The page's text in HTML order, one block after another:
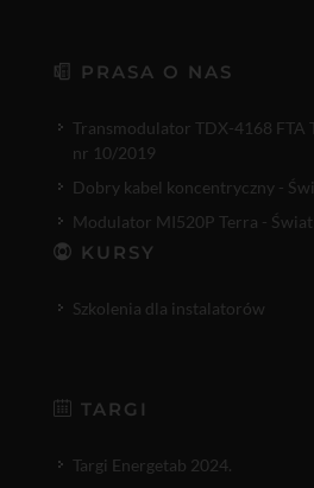
PRASA O NAS
Transmodulator TDX-4168 FTA
nr 10/2019
Dobry kabel koncentryczny -
Modulator MI520P Terra -
KURSY
Szkolenia dla instalatorów
TARGI
Targi Energetab 2024.